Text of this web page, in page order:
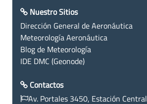
Nuestro Sitios
Dirección General de Aeronáutica
Meteorología Aeronáutica
Blog de Meteorología
IDE DMC (Geonode)
Contactos
Av. Portales 3450, Estación Central